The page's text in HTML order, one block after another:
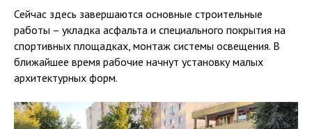
Сейчас здесь завершаются основные строительные
работы – укладка асфальта и специального покрытия на
спортивных площадках, монтаж системы освещения. В
ближайшее время рабочие начнут установку малых
архитектурных форм.